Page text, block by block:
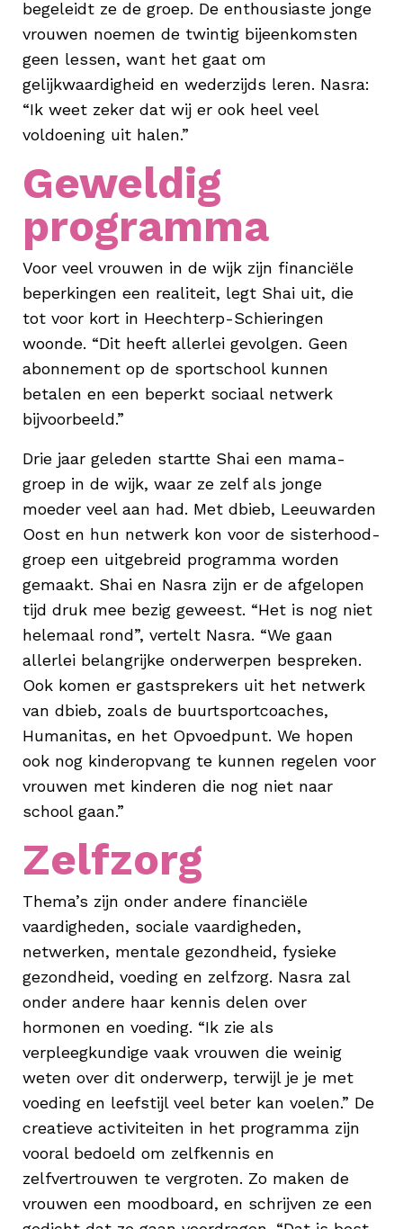
begeleidt ze de groep. De enthousiaste jonge
vrouwen noemen de twintig bijeenkomsten
geen lessen, want het gaat om
gelijkwaardigheid en wederzijds leren. Nasra:
“Ik weet zeker dat wij er ook heel veel
voldoening uit halen.”
Geweldig
programma
Voor veel vrouwen in de wijk zijn financiële
beperkingen een realiteit, legt Shai uit, die
tot voor kort in Heechterp-Schieringen
woonde. “Dit heeft allerlei gevolgen. Geen
abonnement op de sportschool kunnen
betalen en een beperkt sociaal netwerk
bijvoorbeeld.”
Drie jaar geleden startte Shai een mama-
groep in de wijk, waar ze zelf als jonge
moeder veel aan had. Met dbieb, Leeuwarden
Oost en hun netwerk kon voor de sisterhood-
groep een uitgebreid programma worden
gemaakt. Shai en Nasra zijn er de afgelopen
tijd druk mee bezig geweest. “Het is nog niet
helemaal rond”, vertelt Nasra. “We gaan
allerlei belangrijke onderwerpen bespreken.
Ook komen er gastsprekers uit het netwerk
van dbieb, zoals de buurtsportcoaches,
Humanitas, en het Opvoedpunt. We hopen
ook nog kinderopvang te kunnen regelen voor
vrouwen met kinderen die nog niet naar
school gaan.”
Zelfzorg
Thema’s zijn onder andere financiële
vaardigheden, sociale vaardigheden,
netwerken, mentale gezondheid, fysieke
gezondheid, voeding en zelfzorg. Nasra zal
onder andere haar kennis delen over
hormonen en voeding. “Ik zie als
verpleegkundige vaak vrouwen die weinig
weten over dit onderwerp, terwijl je je met
voeding en leefstijl veel beter kan voelen.” De
creatieve activiteiten in het programma zijn
vooral bedoeld om zelfkennis en
zelfvertrouwen te vergroten. Zo maken de
vrouwen een moodboard, en schrijven ze een